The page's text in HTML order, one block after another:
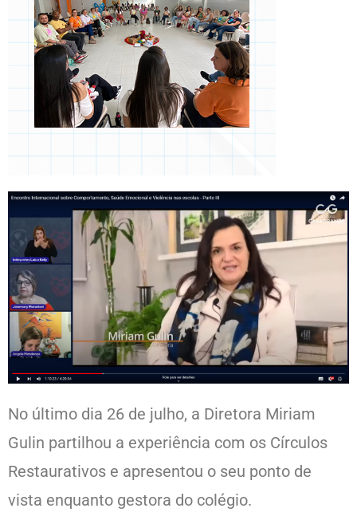
No último dia 26 de julho, a Diretora Miriam
Gulin partilhou a experiência com os Círculos
Restaurativos e apresentou o seu ponto de
vista enquanto gestora do colégio.